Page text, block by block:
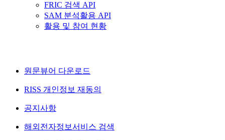
FRIC 검색 API
SAM 분석활용 API
활용 및 참여 현황
원문뷰어 다운로드
RISS 개인정보 재동의
공지사항
해외전자정보서비스 검색